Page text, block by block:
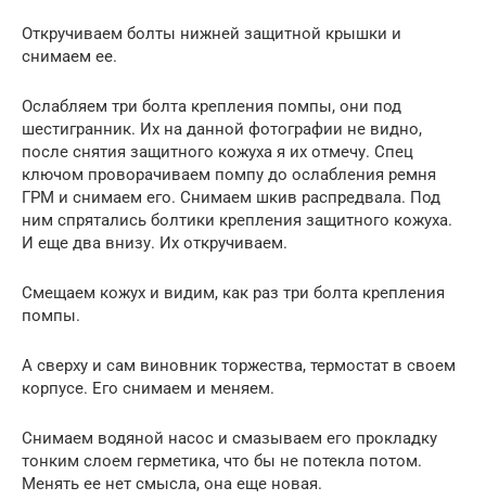
Откручиваем болты нижней защитной крышки и
снимаем ее.
Ослабляем три болта крепления помпы, они под
шестигранник. Их на данной фотографии не видно,
после снятия защитного кожуха я их отмечу. Спец
ключом проворачиваем помпу до ослабления ремня
ГРМ и снимаем его. Снимаем шкив распредвала. Под
ним спрятались болтики крепления защитного кожуха.
И еще два внизу. Их откручиваем.
Смещаем кожух и видим, как раз три болта крепления
помпы.
А сверху и сам виновник торжества, термостат в своем
корпусе. Его снимаем и меняем.
Снимаем водяной насос и смазываем его прокладку
тонким слоем герметика, что бы не потекла потом.
Менять ее нет смысла, она еще новая.